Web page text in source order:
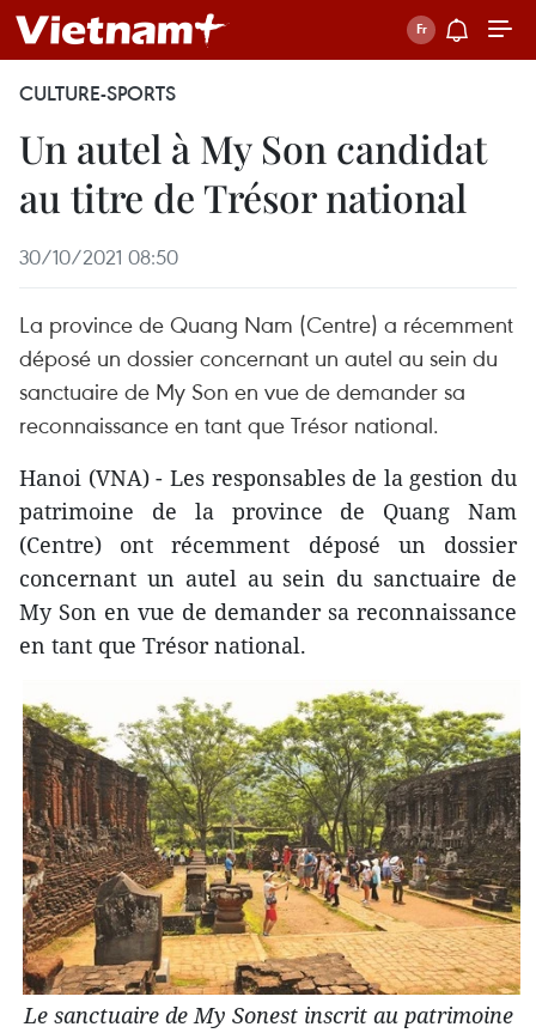
CULTURE-SPORTS
Un autel à My Son candidat
au titre de Trésor national
30/10/2021 08:50
La province de Quang Nam (Centre) a récemment
déposé un dossier concernant un autel au sein du
sanctuaire de My Son en vue de demander sa
reconnaissance en tant que Trésor national.
Hanoi (VNA) - Les responsables de la gestion du
patrimoine de la province de Quang Nam
(Centre) ont récemment déposé un dossier
concernant un autel au sein du sanctuaire de
My Son en vue de demander sa reconnaissance
en tant que Trésor national.
Le sanctuaire de My Sonest inscrit au patrimoine